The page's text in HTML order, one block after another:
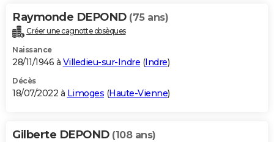
Raymonde DEPOND (75 ans)
Créer une cagnotte obsèques
Naissance
28/11/1946 à Villedieu-sur-Indre (Indre)
Décès
18/07/2022 à Limoges (Haute-Vienne)
Gilberte DEPOND (108 ans)